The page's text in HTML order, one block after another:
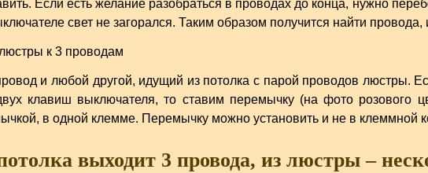
Если есть желание разобраться в проводах до конца, нужно
свет не загорался. Таким образом получится найти
и любой другой, идущий из потолка с парой проводов люстры.
клавиш выключателя, то ставим перемычку (на фото розового
в одной клемме. Перемычку можно установить и не в клеммной
выходит 3 провода, из люстры –